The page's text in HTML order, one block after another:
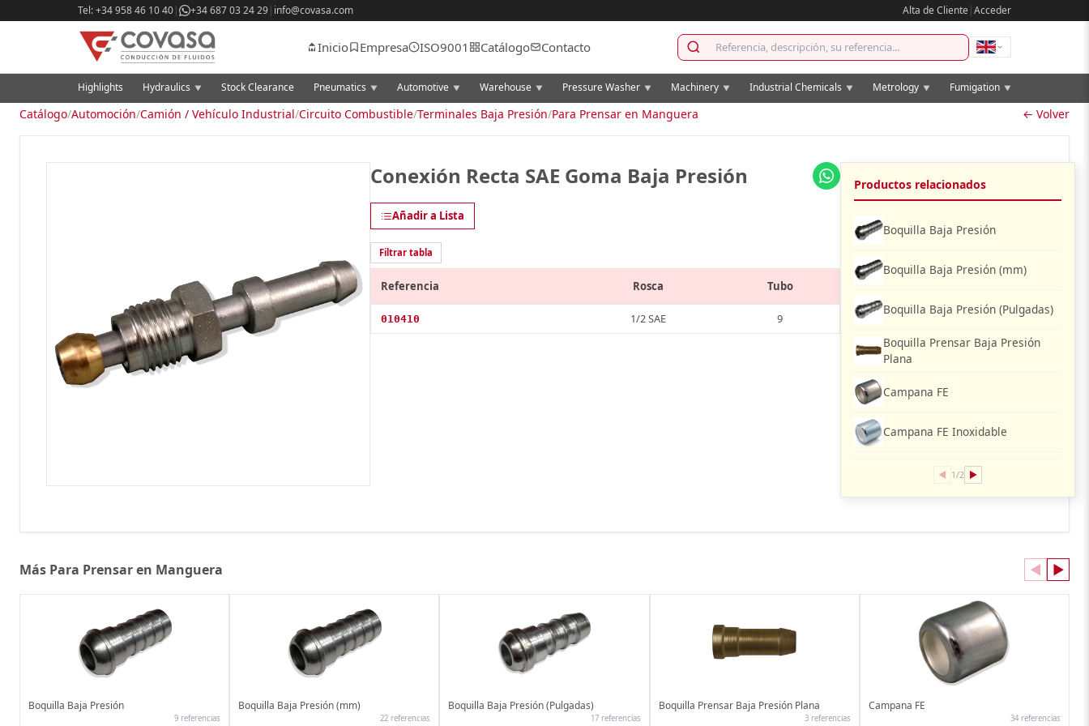
Tel: +34 958 46 10 40| +34 687 03 24 29| info@covasa.com Alta de Cliente|Acceder
Inicio Empresa ISO9001 Catálogo Contacto
Highlights Hydraulics ▼ Stock Clearance Pneumatics ▼ Automotive ▼ Warehouse ▼ Pressure Washer ▼ Machinery ▼ Industrial Chemicals ▼ Metrology ▼ Fumigation ▼
Catálogo/Automoción/Camión / Vehículo Industrial/Circuito Combustible/Terminales Baja Presión/Para Prensar en Manguera ← Volver
Conexión Recta SAE Goma Baja Presión
Añadir a Lista
Filtrar tabla
Referencia Rosca Tubo
010410 1/2 SAE 9
Productos relacionados
Boquilla Baja Presión
Boquilla Baja Presión (mm)
Boquilla Baja Presión (Pulgadas)
Boquilla Prensar Baja Presión
Plana
Campana FE
Campana FE Inoxidable
◀ 1/2 ▶
Más Para Prensar en Manguera ◀ ▶
Boquilla Baja Presión
9 referencias
Boquilla Baja Presión (mm)
22 referencias
Boquilla Baja Presión (Pulgadas)
17 referencias
Boquilla Prensar Baja Presión Plana
3 referencias
Campana FE
34 referencias